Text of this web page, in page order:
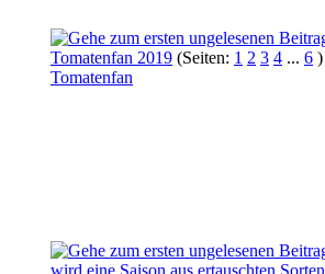
Tomatenfan 2019 (Seiten: 1 2 3 4 ... 6 )
Tomatenfan
wird eine Saison aus ertauschten Sorten